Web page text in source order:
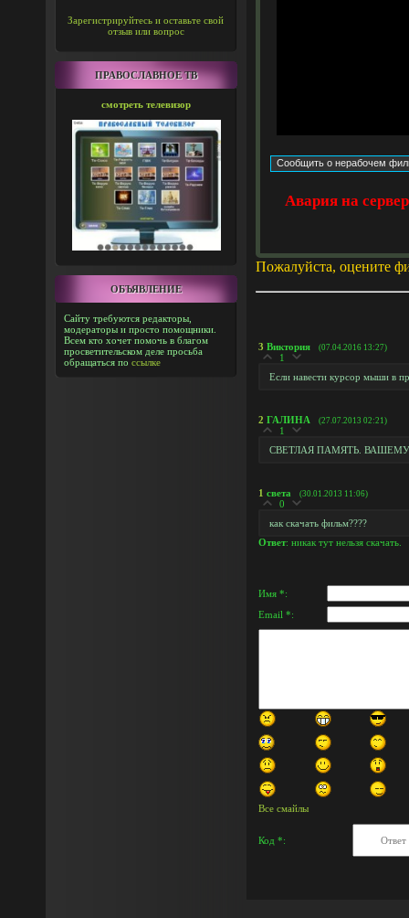
Зарегистрируйтесь и оставьте свой
отзыв или вопрос
ПРАВОСЛАВНОЕ ТВ
смотреть телевизор
ОБЪЯВЛЕНИЕ
Сайту требуются редакторы,
модераторы и просто помощники.
Всем кто хочет помочь в благом
просветительском деле просьба
обращаться по ссылке
Авария на
Пожалуйста, оцените
3 Виктория (07.04.2016 13:27)
1
Если навести курсор мыши в
2 ГАЛИНА (27.07.2013 02:21)
1
СВЕТЛАЯ ПАМЯТЬ.
1 света (30.01.2013 11:06)
0
как скачать фильм????
Ответ: никак тут нельзя скачать.
Имя *:
Email *:
Все смайлы
Код *: